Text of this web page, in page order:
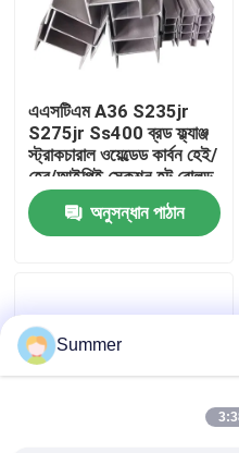
কারখানা ভ্রমণ
মান নিয়ন্ত্রণ
আমাদের সাথে যোগাযোগ করুন
উদ্ধৃতির জন্য আবেদন
কার্বন ইস্পাত প্লেট
এএসটিএম A36 S235jr
S275jr Ss400 ব্রড ফ্ল্যাঞ্জ
স্ট্রাকচারাল ওয়েল্ডেড কার্বন হেই/
হেব/আইপিই সেকশন হট রোলড
ইউনিভার্সাল স্টীল এইচ বিম
অনুসন্ধান পাঠান
Summer